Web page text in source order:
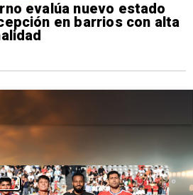
evalúa nuevo estado
en barrios con alta